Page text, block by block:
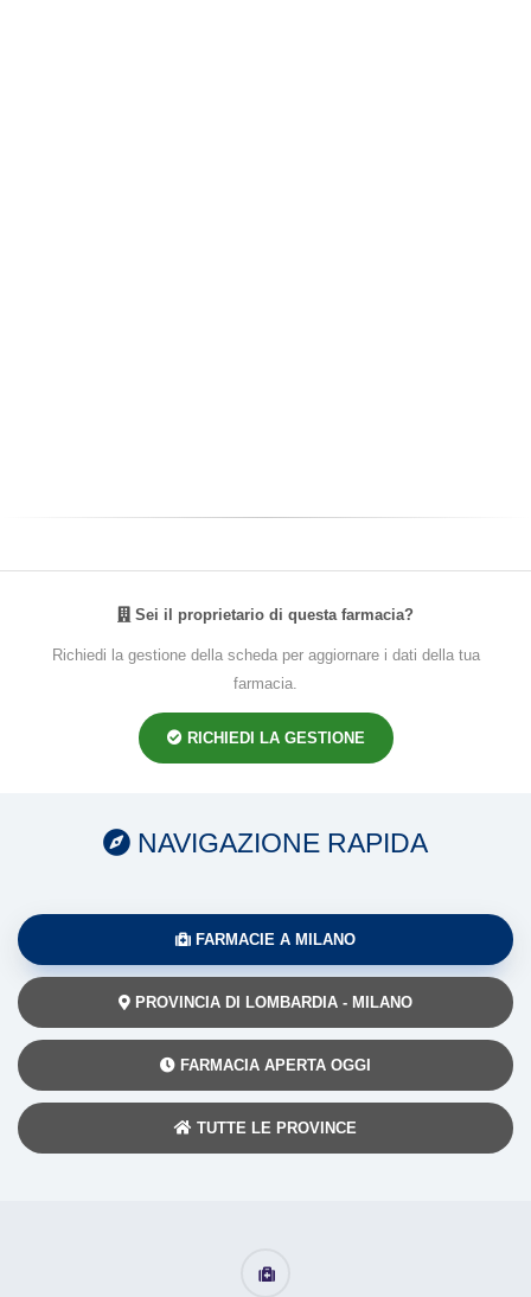
Sei il proprietario di questa farmacia?
Richiedi la gestione della scheda per aggiornare i dati della tua
farmacia.
RICHIEDI LA GESTIONE
NAVIGAZIONE RAPIDA
FARMACIE A MILANO
PROVINCIA DI LOMBARDIA - MILANO
FARMACIA APERTA OGGI
TUTTE LE PROVINCE